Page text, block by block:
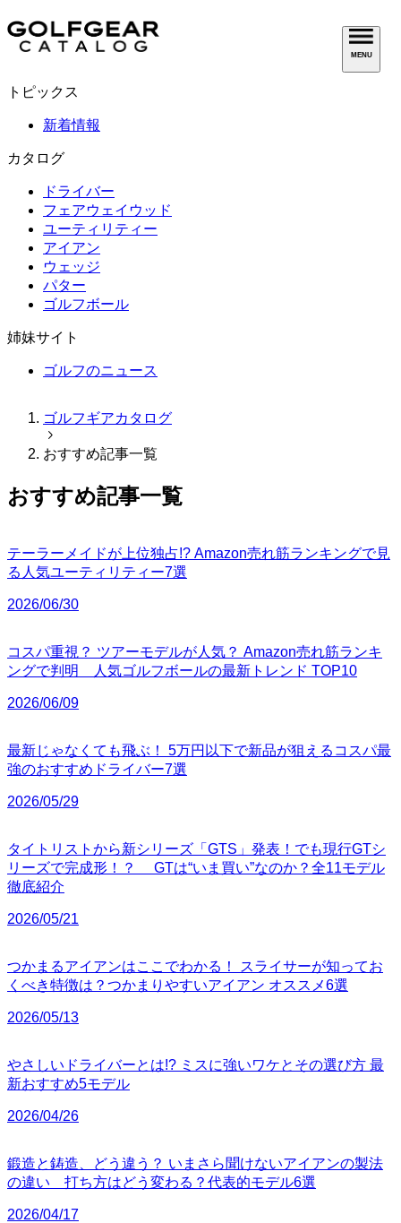
MENU
トピックス
新着情報
カタログ
ドライバー
フェアウェイウッド
ユーティリティー
アイアン
ウェッジ
パター
ゴルフボール
姉妹サイト
ゴルフのニュース
ゴルフギアカタログ
おすすめ記事一覧
おすすめ記事一覧
テーラーメイドが上位独占!? Amazon売れ筋ランキングで見
る人気ユーティリティー7選
2026/06/30
コスパ重視？ ツアーモデルが人気？ Amazon売れ筋ランキ
ングで判明 人気ゴルフボールの最新トレンド TOP10
2026/06/09
最新じゃなくても飛ぶ！ 5万円以下で新品が狙えるコスパ最
強のおすすめドライバー7選
2026/05/29
タイトリストから新シリーズ「GTS」発表！でも現行GTシ
リーズで完成形！？ GTは“いま買い”なのか？全11モデル
徹底紹介
2026/05/21
つかまるアイアンはここでわかる！ スライサーが知ってお
くべき特徴は？つかまりやすいアイアン オススメ6選
2026/05/13
やさしいドライバーとは!? ミスに強いワケとその選び方 最
新おすすめ5モデル
2026/04/26
鍛造と鋳造、どう違う？ いまさら聞けないアイアンの製法
の違い 打ち方はどう変わる？代表的モデル6選
2026/04/17